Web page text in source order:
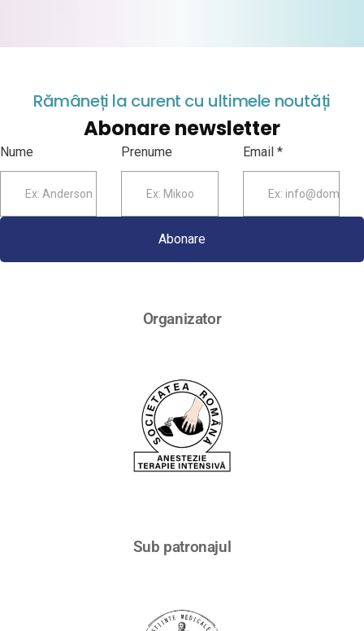
Rămâneți la curent cu ultimele noutăți
Abonare newsletter
Nume Prenume Email *
Abonare
Organizator
Sub patronajul